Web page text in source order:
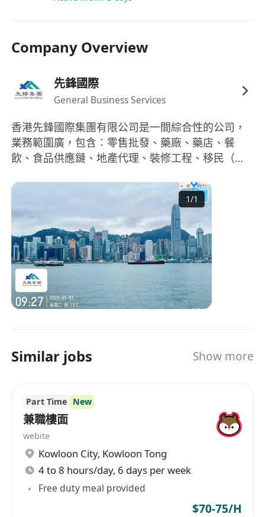
捷，能適應快節奏環境；具基本粵語會話能力，
外賣派送合作夥伴需自備合規交通工具（電單
車/單車）、智能手機及穩定網絡，熟悉常用外
全體職位均須具責任心、團隊精神及學習意願，
願意接受江西菜系文化與營運標準培訓
持有效香港身份證或合法工作簽證，可即時到崗
者優先考慮
Company Overview
先鋒國際
General Business Services
香港先鋒國際集團有限公司是一間綜合性的公司，
業務範圍廣，包含：零售批發、藥廠、藥店、餐
飲、食品供應鏈、地產代理、裝修工程、移民（職
1/1
Similar jobs Show more
Part Time New
兼職樓面
webite
Kowloon City, Kowloon Tong
4 to 8 hours/day, 6 days per week
Free duty meal provided
$70-75/H